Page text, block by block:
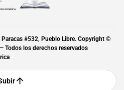
América
Paracas #532, Pueblo Libre. Copyright ©
Todos los derechos reservados